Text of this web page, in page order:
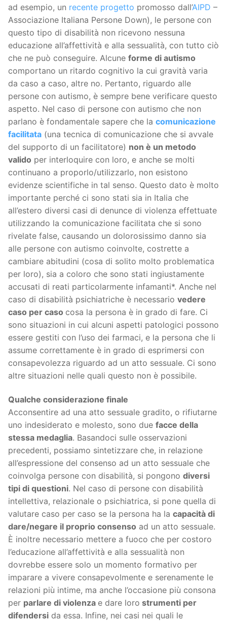
ad esempio, un recente progetto promosso dall’AIPD –
Associazione Italiana Persone Down), le persone con
questo tipo di disabilità non ricevono nessuna
educazione all’affettività e alla sessualità, con tutto ciò
che ne può conseguire. Alcune forme di autismo
comportano un ritardo cognitivo la cui gravità varia
da caso a caso, altre no. Pertanto, riguardo alle
persone con autismo, è sempre bene verificare questo
aspetto. Nel caso di persone con autismo che non
parlano è fondamentale sapere che la comunicazione
facilitata (una tecnica di comunicazione che si avvale
del supporto di un facilitatore) non è un metodo
valido per interloquire con loro, e anche se molti
continuano a proporlo/utilizzarlo, non esistono
evidenze scientifiche in tal senso. Questo dato è molto
importante perché ci sono stati sia in Italia che
all’estero diversi casi di denunce di violenza effettuate
utilizzando la comunicazione facilitata che si sono
rivelate false, causando un dolorosissimo danno sia
alle persone con autismo coinvolte, costrette a
cambiare abitudini (cosa di solito molto problematica
per loro), sia a coloro che sono stati ingiustamente
accusati di reati particolarmente infamanti*. Anche nel
caso di disabilità psichiatriche è necessario vedere
caso per caso cosa la persona è in grado di fare. Ci
sono situazioni in cui alcuni aspetti patologici possono
essere gestiti con l’uso dei farmaci, e la persona che li
assume correttamente è in grado di esprimersi con
consapevolezza riguardo ad un atto sessuale. Ci sono
altre situazioni nelle quali questo non è possibile.
Qualche considerazione finale
Acconsentire ad una atto sessuale gradito, o rifiutarne
uno indesiderato e molesto, sono due facce della
stessa medaglia. Basandoci sulle osservazioni
precedenti, possiamo sintetizzare che, in relazione
all’espressione del consenso ad un atto sessuale che
coinvolga persone con disabilità, si pongono diversi
tipi di questioni. Nel caso di persone con disabilità
intellettiva, relazionale o psichiatrica, si pone quella di
valutare caso per caso se la persona ha la capacità di
dare/negare il proprio consenso ad un atto sessuale.
È inoltre necessario mettere a fuoco che per costoro
l’educazione all’affettività e alla sessualità non
dovrebbe essere solo un momento formativo per
imparare a vivere consapevolmente e serenamente le
relazioni più intime, ma anche l’occasione più consona
per parlare di violenza e dare loro strumenti per
difendersi da essa. Infine, nei casi nei quali le